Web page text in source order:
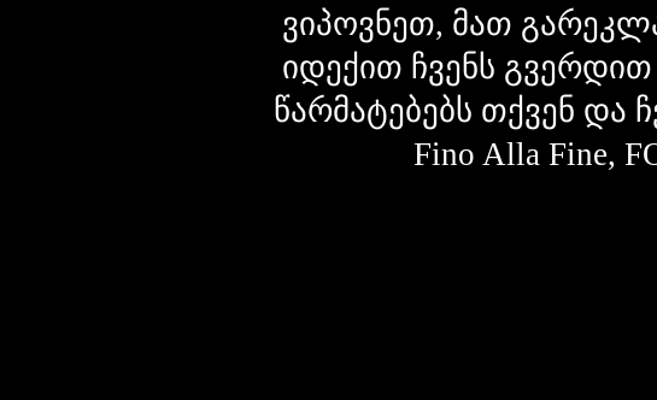
ვიპოვნეთ, მათ
იდექით ჩვენს
წარმატებებს თქვენ
Fino Alla Fine,